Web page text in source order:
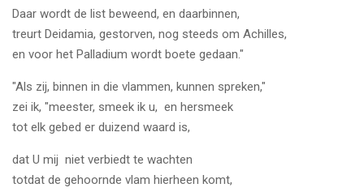
Daar wordt de list beweend, en daarbinnen,
treurt Deidamia, gestorven, nog steeds om Achilles,
en voor het Palladium wordt boete gedaan."
"Als zij, binnen in die vlammen, kunnen spreken,"
zei ik, "meester, smeek ik u, en hersmeek
tot elk gebed er duizend waard is,
dat U mij niet verbiedt te wachten
totdat de gehoornde vlam hierheen komt,